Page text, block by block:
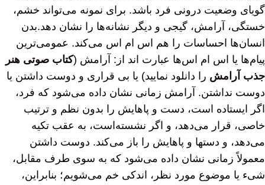
گویای وضعیت درونی فرد باشد. برای نمونه می‌تواند خشم،
خستگی، آرامش، گیجی و دیگر نشانه‌ها را نشان دهد.بدن
انسان‌ها احساسات را هم اس ام اس می‌کند. عمومی‌ترین
پیام‌ها یا اس ام اس‌ها عبارت اند از: آرامش (کتاب صوتی هنر
جذب آرامش را دانلود نمایید) یا بی قراری و دوست داشتن یا
دوست نداشتن. آرامش زمانی نشان داده می‌شود که فرد،
اگر ایستاده است، دست و پاهایش را بدون نظم و ترتیب
خاصی، قرار می‌دهد، و اگر نشسته‌است، به عقب تکیه
می‌دهد، و دستها و پاهایش را باز می‌کند. دوست داشتن
معمولاً زمانی نشان داده می‌شود که به سوی طرف مقابل،
شیء یا موضوع مورد نظر، اندکی خم می‌شویم؛ بنابراین،